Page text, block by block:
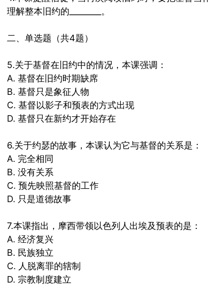
理解整本旧约的
。
二、单选题（共4题）
5.关于基督在旧约中的情况，本课强调：
A. 基督在旧约时期缺席
B. 基督只是象征人物
C. 基督以影子和预表的方式出现
D. 基督只在新约才开始存在
6.关于约瑟的故事，本课认为它与基督的关系是：
A. 完全相同
B. 没有关系
C. 预先映照基督的工作
D. 只是道德故事
7.本课指出，摩西带领以色列人出埃及预表的是：
A. 经济复兴
B. 民族独立
C. 人脱离罪的辖制
D. 宗教制度建立